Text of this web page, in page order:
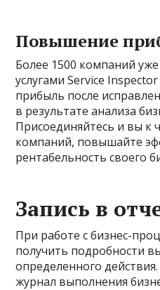
Повышение
Более 1500 компаний
услугами Service
прибыль после
в результате анализа
Присоединяйтесь и вы к
компаний, повышайте
рентабельность своего
Запись в
При работе с бизнес-
получить подробности
определенного
журнал выполнения